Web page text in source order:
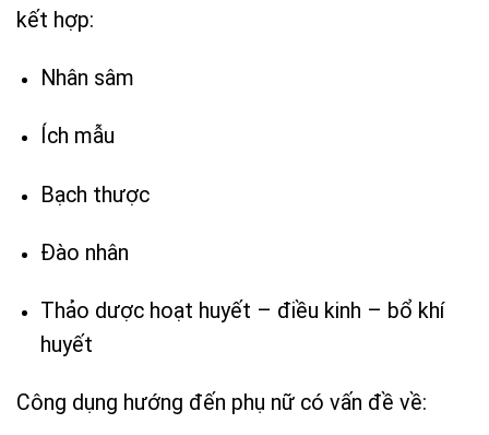
kết hợp:
Nhân sâm
Ích mẫu
Bạch thược
Đào nhân
Thảo dược hoạt huyết – điều kinh – bổ khí
huyết
Công dụng hướng đến phụ nữ có vấn đề về: